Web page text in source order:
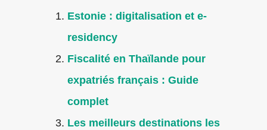
Estonie : digitalisation et e-
residency
Fiscalité en Thaïlande pour
expatriés français : Guide
complet
Les meilleurs destinations les